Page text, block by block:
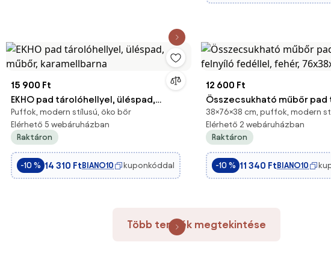
15 900 Ft
EKHO pad tárolóhellyel, üléspad,
műbőr, karamellbarna
Puffok, modern stílusú, öko bőr
Elérhető 5 webáruházban
Raktáron
-10 % 14 310 FtBIANO10 kuponkóddal
12 600 Ft
Összecsukható műbőr pad
felnyíló fedéllel, fehér,
38×76×38 cm, puffok, modern
Elérhető 2 webáruházban
Raktáron
-10 % 11 340 FtBIANO10
Több termék megtekintése